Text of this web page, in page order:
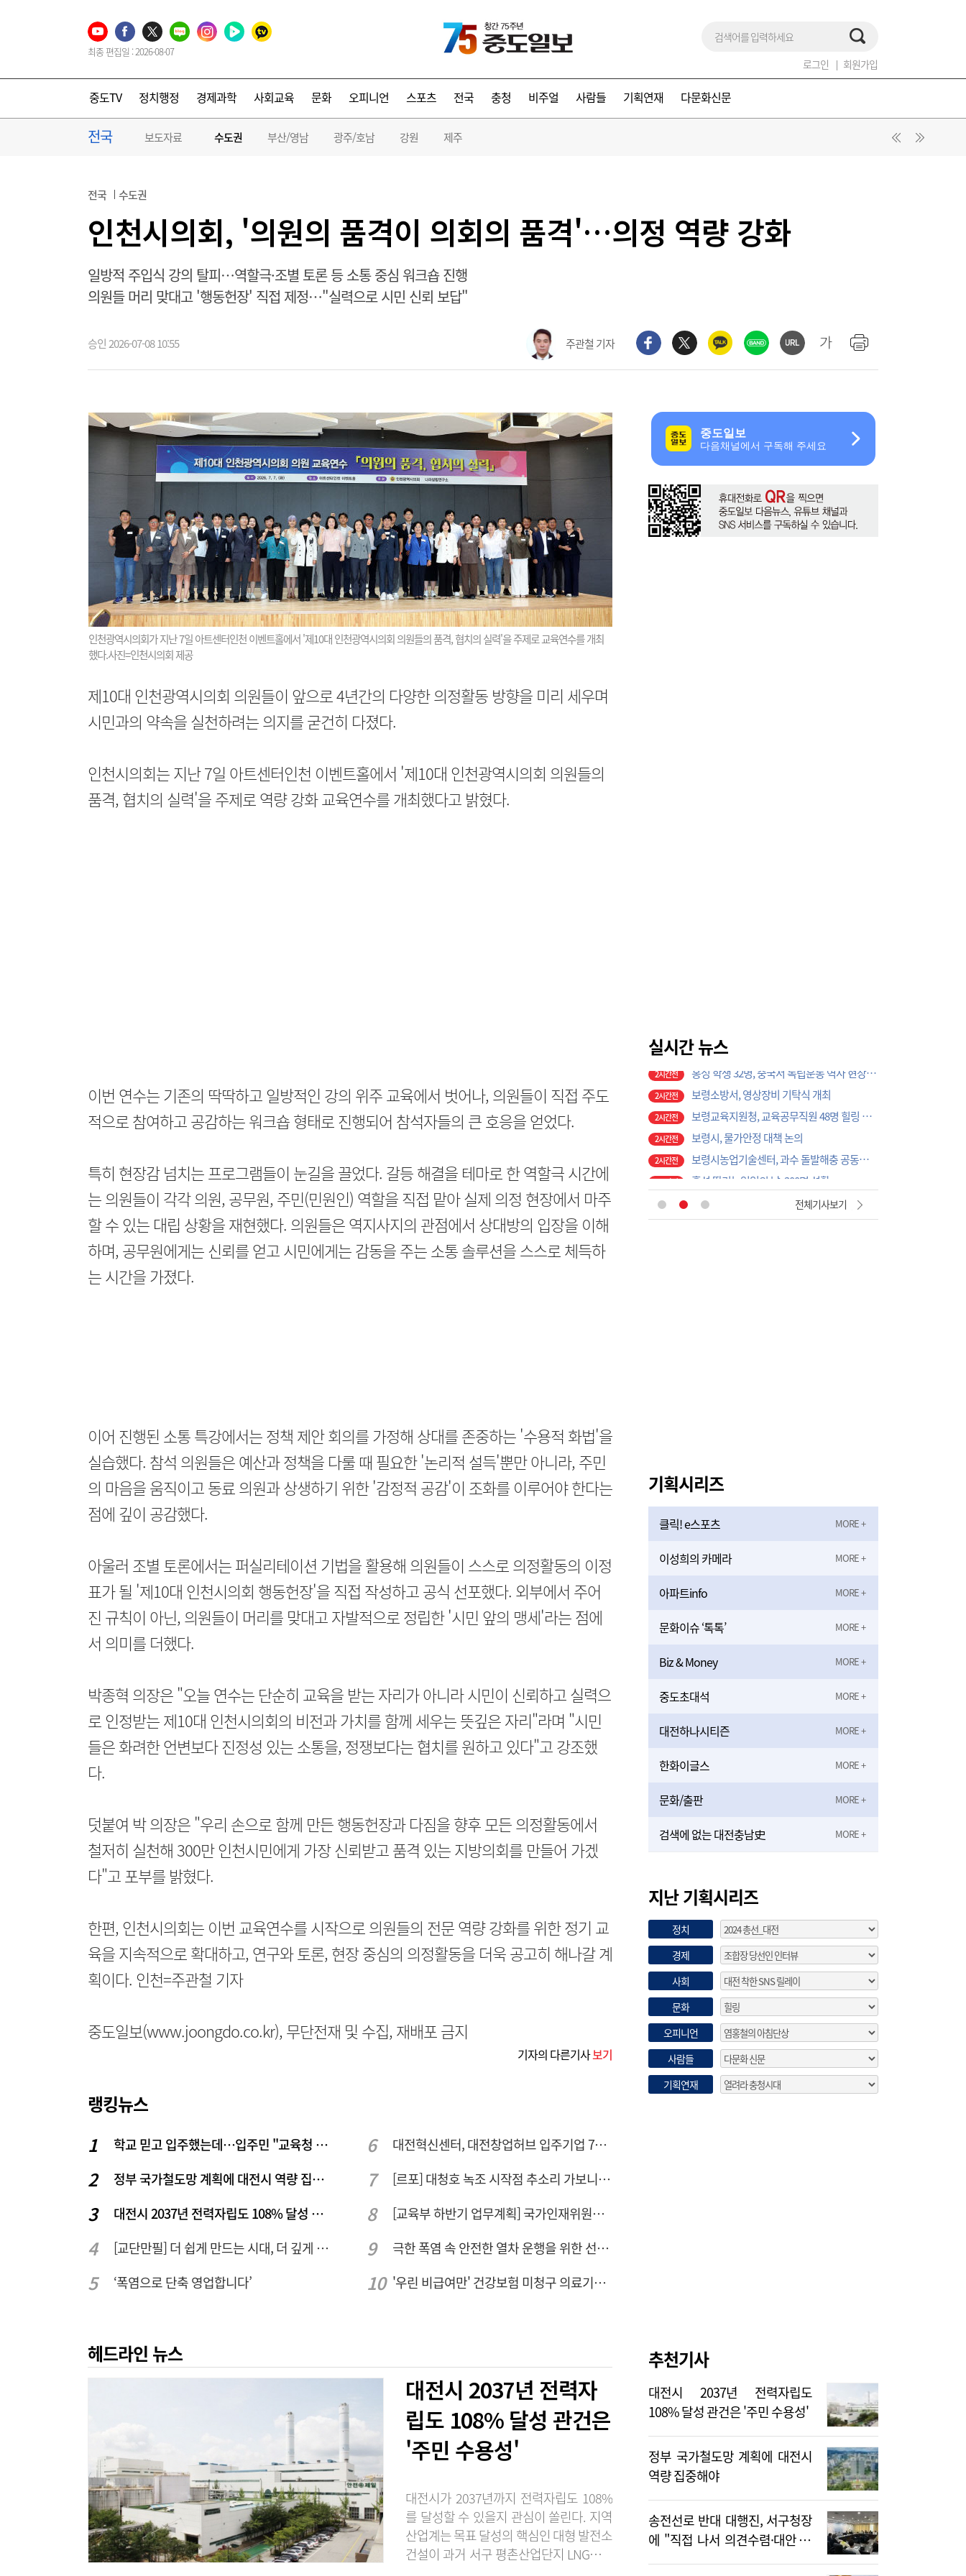
최종 편집일 : 2026-08-07
로그인 회원가입
중도TV 정치행정 경제과학 사회교육 문화 오피니언 스포츠 전국 충청 비주얼 사람들 기획연재 다문화신문
전국 보도자료 수도권 부산/영남 광주/호남 강원 제주
전국 수도권
인천시의회, '의원의 품격이 의회의 품격'…의정 역량 강화
일방적 주입식 강의 탈피…역할극·조별 토론 등 소통 중심 워크숍 진행
의원들 머리 맞대고 '행동헌장' 직접 제정…"실력으로 시민 신뢰 보답"
승인 2026-07-08 10:55 주관철 기자
인천광역시의회가 지난 7일 아트센터인천 이벤트홀에서 '제10대 인천광역시의회 의원들의 품격, 협치의 실력'을 주제로 교육연수를 개최
했다.사진=인천시의회 제공
제10대 인천광역시의회 의원들이 앞으로 4년간의 다양한 의정활동 방향을 미리 세우며
시민과의 약속을 실천하려는 의지를 굳건히 다졌다.
인천시의회는 지난 7일 아트센터인천 이벤트홀에서 '제10대 인천광역시의회 의원들의
품격, 협치의 실력'을 주제로 역량 강화 교육연수를 개최했다고 밝혔다.
이번 연수는 기존의 딱딱하고 일방적인 강의 위주 교육에서 벗어나, 의원들이 직접 주도
적으로 참여하고 공감하는 워크숍 형태로 진행되어 참석자들의 큰 호응을 얻었다.
특히 현장감 넘치는 프로그램들이 눈길을 끌었다. 갈등 해결을 테마로 한 역할극 시간에
는 의원들이 각각 의원, 공무원, 주민(민원인) 역할을 직접 맡아 실제 의정 현장에서 마주
할 수 있는 대립 상황을 재현했다. 의원들은 역지사지의 관점에서 상대방의 입장을 이해
하며, 공무원에게는 신뢰를 얻고 시민에게는 감동을 주는 소통 솔루션을 스스로 체득하
는 시간을 가졌다.
이어 진행된 소통 특강에서는 정책 제안 회의를 가정해 상대를 존중하는 '수용적 화법'을
실습했다. 참석 의원들은 예산과 정책을 다룰 때 필요한 '논리적 설득'뿐만 아니라, 주민
의 마음을 움직이고 동료 의원과 상생하기 위한 '감정적 공감'이 조화를 이루어야 한다는
점에 깊이 공감했다.
아울러 조별 토론에서는 퍼실리테이션 기법을 활용해 의원들이 스스로 의정활동의 이정
표가 될 '제10대 인천시의회 행동헌장'을 직접 작성하고 공식 선포했다. 외부에서 주어
진 규칙이 아닌, 의원들이 머리를 맞대고 자발적으로 정립한 '시민 앞의 맹세'라는 점에
서 의미를 더했다.
박종혁 의장은 "오늘 연수는 단순히 교육을 받는 자리가 아니라 시민이 신뢰하고 실력으
로 인정받는 제10대 인천시의회의 비전과 가치를 함께 세우는 뜻깊은 자리"라며 "시민
들은 화려한 언변보다 진정성 있는 소통을, 정쟁보다는 협치를 원하고 있다"고 강조했
다.
덧붙여 박 의장은 "우리 손으로 함께 만든 행동헌장과 다짐을 향후 모든 의정활동에서
철저히 실천해 300만 인천시민에게 가장 신뢰받고 품격 있는 지방의회를 만들어 가겠
다"고 포부를 밝혔다.
한편, 인천시의회는 이번 교육연수를 시작으로 의원들의 전문 역량 강화를 위한 정기 교
육을 지속적으로 확대하고, 연구와 토론, 현장 중심의 의정활동을 더욱 공고히 해나갈 계
획이다. 인천=주관철 기자
중도일보(www.joongdo.co.kr), 무단전재 및 수집, 재배포 금지
기자의 다른기사보기
랭킹뉴스
학교 믿고 입주했는데…입주민 "교육청 중재 나서라"
정부 국가철도망 계획에 대전시 역량 집중해야
대전시 2037년 전력자립도 108% 달성 관건은 '주민 수용성'
[교단만필] 더 쉽게 만드는 시대, 더 깊게 배우는 교육
‘폭염으로 단축 영업합니다’
대전혁신센터, 대전창업허브 입주기업 7개사 모집
[르포] 대청호 녹조 시작점 추소리 가보니…걷어내도 짙은 초록빛
[교육부 하반기 업무계획] 국가인재위원회 신설… 거점국립대 3곳 성장엔진·AI 분야 패키지 지원
극한 폭염 속 안전한 열차 운행을 위한 선로관리
'우린 비급여만' 건강보험 미청구 의료기관 대전 65곳 충남 31곳
헤드라인 뉴스
대전시 2037년 전력자
립도 108% 달성 관건은
'주민 수용성'
대전시가 2037년까지 전력자립도 108%
를 달성할 수 있을지 관심이 쏠린다. 지역
산업계는 목표 달성의 핵심인 대형 발전소
건설이 과거 서구 평촌산업단지 LNG발전
실시간 뉴스
2시간전
보령시, 물가안정 대책 논의
2시간전 보령시농업기술센터, 과수 돌발해충 공동방제 나선다
2시간전 홍성 딸기농업인의 날, 300명 성황
2시간전 홍성군청 공무원노조 9대 출범
2시간전 홍성군, 적극행정 우수공무원 국민 추천 접수
2시간전 보령시의회, 대천해수욕장 현장 근무자 격려
12분전 음성농협, 지역아동센터·향애원에 농산물 간편식 꾸러미 전달
1시간전
전체기사보기
기획시리즈
클릭! e스포츠
이성희의 카메라
아파트info
문화이슈 ‘톡톡’
Biz & Money
중도초대석
대전하나시티즌
한화이글스
문화/출판
검색에 없는 대전충남史
지난 기획시리즈
정치
경제
사회
문화
오피니언
사람들
기획연재
추천기사
대전시 2037년 전력자립도
108% 달성 관건은 '주민 수용성'
정부 국가철도망 계획에 대전시
역량 집중해야
송전선로 반대 대행진, 서구청장
에 "직접 나서 의견수렴·대안 제
시해야"